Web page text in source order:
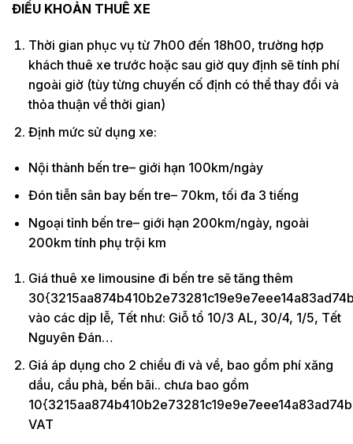
ĐIỀU KHOẢN THUÊ XE
Thời gian phục vụ từ 7h00 đến 18h00, trường hợp
khách thuê xe trước hoặc sau giờ quy định sẽ tính phí
ngoài giờ (tùy từng chuyến cố định có thể thay đổi và
thỏa thuận về thời gian)
Định mức sử dụng xe:
Nội thành bến tre– giới hạn 100km/ngày
Đón tiễn sân bay bến tre– 70km, tối đa 3 tiếng
Ngoại tỉnh bến tre– giới hạn 200km/ngày, ngoài
200km tính phụ trội km
Giá thuê xe limousine đi bến tre sẽ tăng thêm
vào các dịp lễ, Tết như: Giỗ tổ 10/3 AL, 30/4, 1/5, Tết
Nguyên Đán…
Giá áp dụng cho 2 chiều đi và về, bao gồm phí xăng
dầu, cầu phà, bến bãi.. chưa bao gồm
VAT